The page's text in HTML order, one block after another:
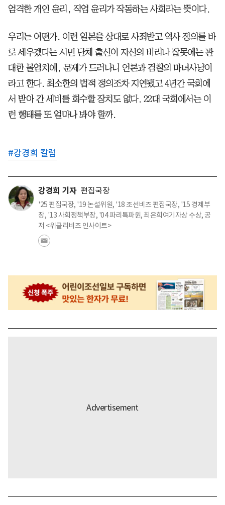
엄격한 개인 윤리, 직업 윤리가 작동하는 사회라는 뜻이다.
우리는 어떤가. 이런 일본을 상대로 사죄받고 역사 정의를 바
로 세우겠다는 시민 단체 출신이 자신의 비리나 잘못에는 관
대한 몰염치에, 문제가 드러나니 언론과 검찰의 마녀사냥이
라고 한다. 최소한의 법적 정의조차 지연됐고 4년간 국회에
서 받아 간 세비를 회수할 장치도 없다. 22대 국회에서는 이
런 행태를 또 얼마나 봐야 할까.
#강경희 칼럼
강경희 기자 편집국장
'25 편집국장, '19 논설위원, '18 조선비즈 편집국장, '15 경제부
장, '13 사회정책부장, '04 파리특파원, 최은희여기자상 수상, 공
저 <위클리비즈 인사이트>